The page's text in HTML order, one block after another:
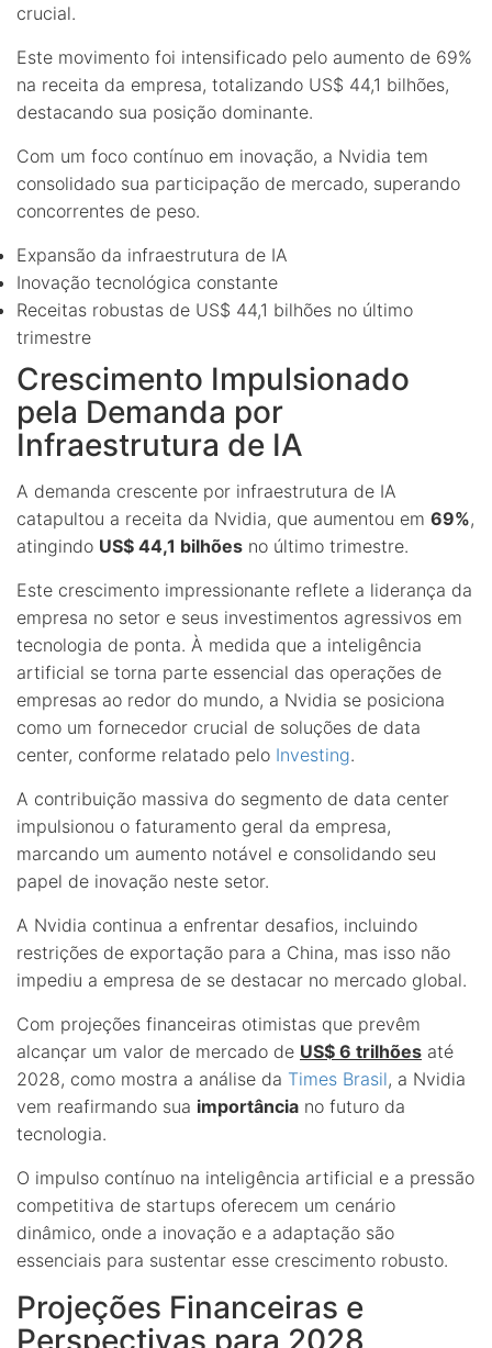
crucial.
Este movimento foi intensificado pelo aumento de 69%
na receita da empresa, totalizando US$ 44,1 bilhões,
destacando sua posição dominante.
Com um foco contínuo em inovação, a Nvidia tem
consolidado sua participação de mercado, superando
concorrentes de peso.
Expansão da infraestrutura de IA
Inovação tecnológica constante
Receitas robustas de US$ 44,1 bilhões no último
trimestre
Crescimento Impulsionado
pela Demanda por
Infraestrutura de IA
A demanda crescente por infraestrutura de IA
catapultou a receita da Nvidia, que aumentou em 69%,
atingindo US$ 44,1 bilhões no último trimestre.
Este crescimento impressionante reflete a liderança da
empresa no setor e seus investimentos agressivos em
tecnologia de ponta. À medida que a inteligência
artificial se torna parte essencial das operações de
empresas ao redor do mundo, a Nvidia se posiciona
como um fornecedor crucial de soluções de data
center, conforme relatado pelo Investing.
A contribuição massiva do segmento de data center
impulsionou o faturamento geral da empresa,
marcando um aumento notável e consolidando seu
papel de inovação neste setor.
A Nvidia continua a enfrentar desafios, incluindo
restrições de exportação para a China, mas isso não
impediu a empresa de se destacar no mercado global.
Com projeções financeiras otimistas que prevêm
alcançar um valor de mercado de US$ 6 trilhões até
2028, como mostra a análise da Times Brasil, a Nvidia
vem reafirmando sua importância no futuro da
tecnologia.
O impulso contínuo na inteligência artificial e a pressão
competitiva de startups oferecem um cenário
dinâmico, onde a inovação e a adaptação são
essenciais para sustentar esse crescimento robusto.
Projeções Financeiras e
Perspectivas para 2028